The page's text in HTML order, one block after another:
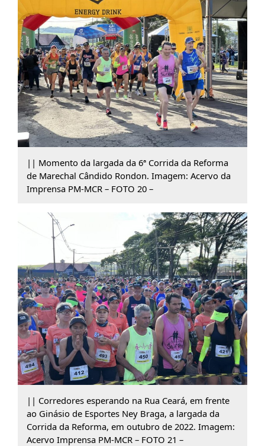
|| Momento da largada da 6ª Corrida da Reforma
de Marechal Cândido Rondon. Imagem: Acervo da
Imprensa PM-MCR – FOTO 20 –
|| Corredores esperando na Rua Ceará, em frente
ao Ginásio de Esportes Ney Braga, a largada da
Corrida da Reforma, em outubro de 2022. Imagem:
Acervo Imprensa PM-MCR – FOTO 21 –